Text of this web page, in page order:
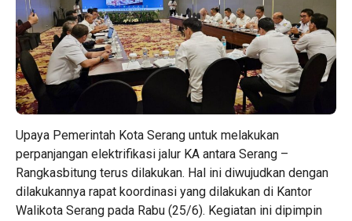
Upaya Pemerintah Kota Serang untuk melakukan
perpanjangan elektrifikasi jalur KA antara Serang –
Rangkasbitung terus dilakukan. Hal ini diwujudkan dengan
dilakukannya rapat koordinasi yang dilakukan di Kantor
Walikota Serang pada Rabu (25/6). Kegiatan ini dipimpin